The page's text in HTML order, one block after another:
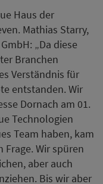
Haus der
Mathias Starry,
„Da diese
Branchen
Verständnis für
entstanden. Wir
Dornach am 01.
Technologien
Team haben, kam
Wir spüren
aber auch
Bis wir aber